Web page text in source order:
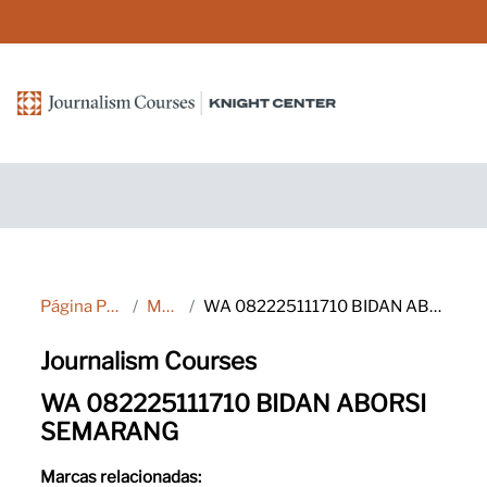
Página Principal Marcas WA 082225111710 BIDAN ABORSI SEMARANG
Journalism Courses
WA 082225111710 BIDAN ABORSI
SEMARANG
Marcas relacionadas: